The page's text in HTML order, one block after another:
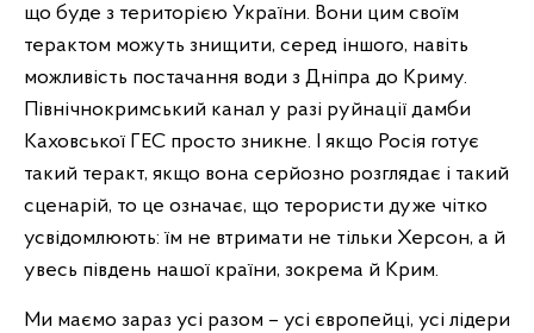
що буде з територією України. Вони цим своїм
терактом можуть знищити, серед іншого, навіть
можливість постачання води з Дніпра до Криму.
Північнокримський канал у разі руйнації дамби
Каховської ГЕС просто зникне. І якщо Росія готує
такий теракт, якщо вона серйозно розглядає і такий
сценарій, то це означає, що терористи дуже чітко
усвідомлюють: їм не втримати не тільки Херсон, а й
увесь південь нашої країни, зокрема й Крим.
Ми маємо зараз усі разом – усі європейці, усі лідери